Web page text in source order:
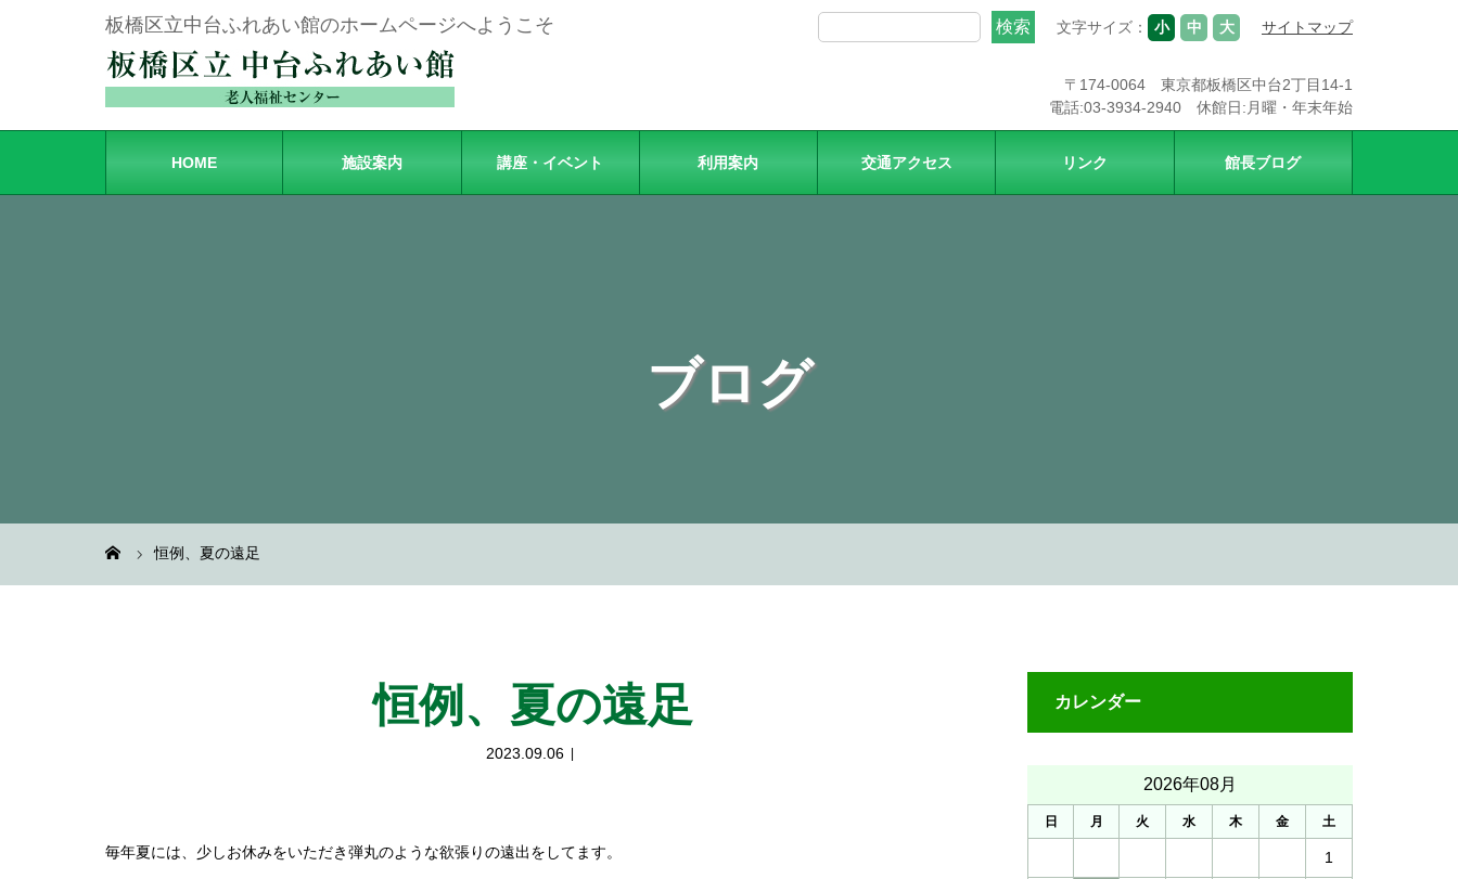
板橋区立中台ふれあい館のホームページへようこそ 文字サイズ： 小 中 大 サイトマップ
〒174-0064 東京都板橋区中台2丁目14-1
電話:03-3934-2940 休館日:月曜・年末年始
HOME 施設案内 講座・イベント 利用案内 交通アクセス リンク 館長ブログ
ブログ
恒例、夏の遠足
恒例、夏の遠足
2023.09.06
毎年夏には、少しお休みをいただき弾丸のような欲張りの遠出をしてます。
カレンダー
2026年08月
日 月 火 水 木 金 土
1